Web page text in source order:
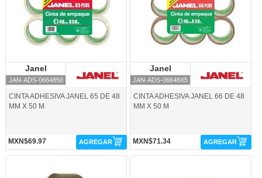
Janel
JAN-ADS-0664850
CINTA ADHESIVA JANEL 65 DE 48
MM X 50 M
MXN$69.97 AGREGAR
Janel
JAN-ADS-06648X5
CINTA ADHESIVA JANEL 66 DE 48
MM X 50 M
MXN$71.34 AGREGAR